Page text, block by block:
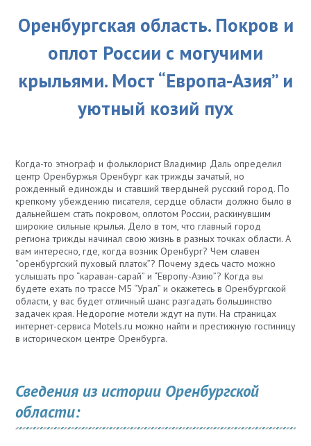
Оренбургская область. Покров и
оплот России с могучими
крыльями. Мост “Европа-Азия” и
уютный козий пух
Когда-то этнограф и фольклорист Владимир Даль определил
центр Оренбуржья Оренбург как трижды зачатый, но
рожденный единожды и ставший твердыней русский город. По
крепкому убеждению писателя, сердце области должно было в
дальнейшем стать покровом, оплотом России, раскинувшим
широкие сильные крылья. Дело в том, что главный город
региона трижды начинал свою жизнь в разных точках области. А
вам интересно, где, когда возник Оренбург? Чем славен
“оренбургский пуховый платок”? Почему здесь часто можно
услышать про “караван-сарай” и “Европу-Азию”? Когда вы
будете ехать по трассе М5 “Урал” и окажетесь в Оренбургской
области, у вас будет отличный шанс разгадать большинство
задачек края. Недорогие мотели ждут на пути. На страницах
интернет-сервиса Motels.ru можно найти и престижную гостиницу
в историческом центре Оренбурга.
Сведения из истории Оренбургской
области: